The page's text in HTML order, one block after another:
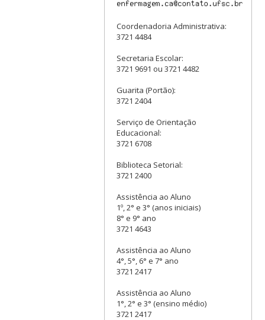
Coordenadoria Administrativa:
3721 4484
Secretaria Escolar:
3721 9691 ou 3721 4482
Guarita (Portão):
3721 2404
Serviço de Orientação
Educacional:
3721 6708
Biblioteca Setorial:
3721 2400
Assistência ao Aluno
1º, 2° e 3° (anos iniciais)
8° e 9° ano
3721 4643
Assistência ao Aluno
4°, 5°, 6° e 7° ano
3721 2417
Assistência ao Aluno
1°, 2° e 3° (ensino médio)
3721 2417